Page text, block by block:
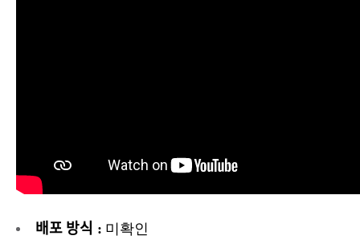
배포 방식 : 미확인